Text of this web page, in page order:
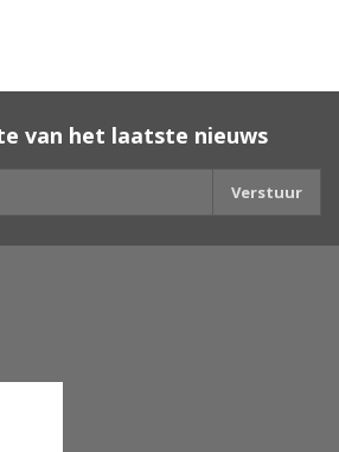
van het laatste nieuws
Verstuur